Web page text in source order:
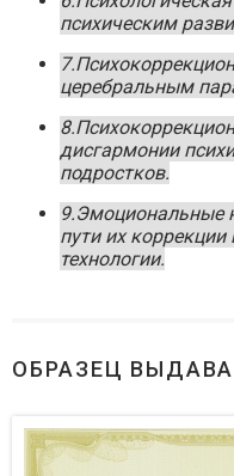
психическим
церебральным
дисгармонии
подростков.
9.Эмоциональные
пути их
технологии.
ОБРАЗЕЦ